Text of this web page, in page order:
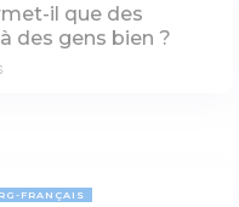
il que des
des gens bien ?
FRANÇAIS